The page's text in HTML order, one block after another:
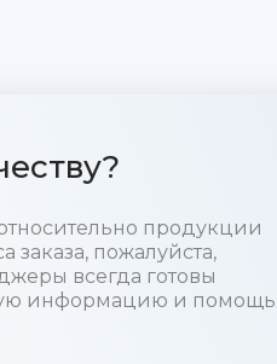
продукции
пожалуйста,
всегда готовы
информацию и